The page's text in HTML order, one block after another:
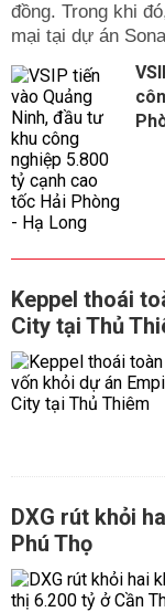
đồng. Trong khi
mại tại dự án
Keppel thoái
City tại Thủ
DXG rút khỏi
Phú Thọ